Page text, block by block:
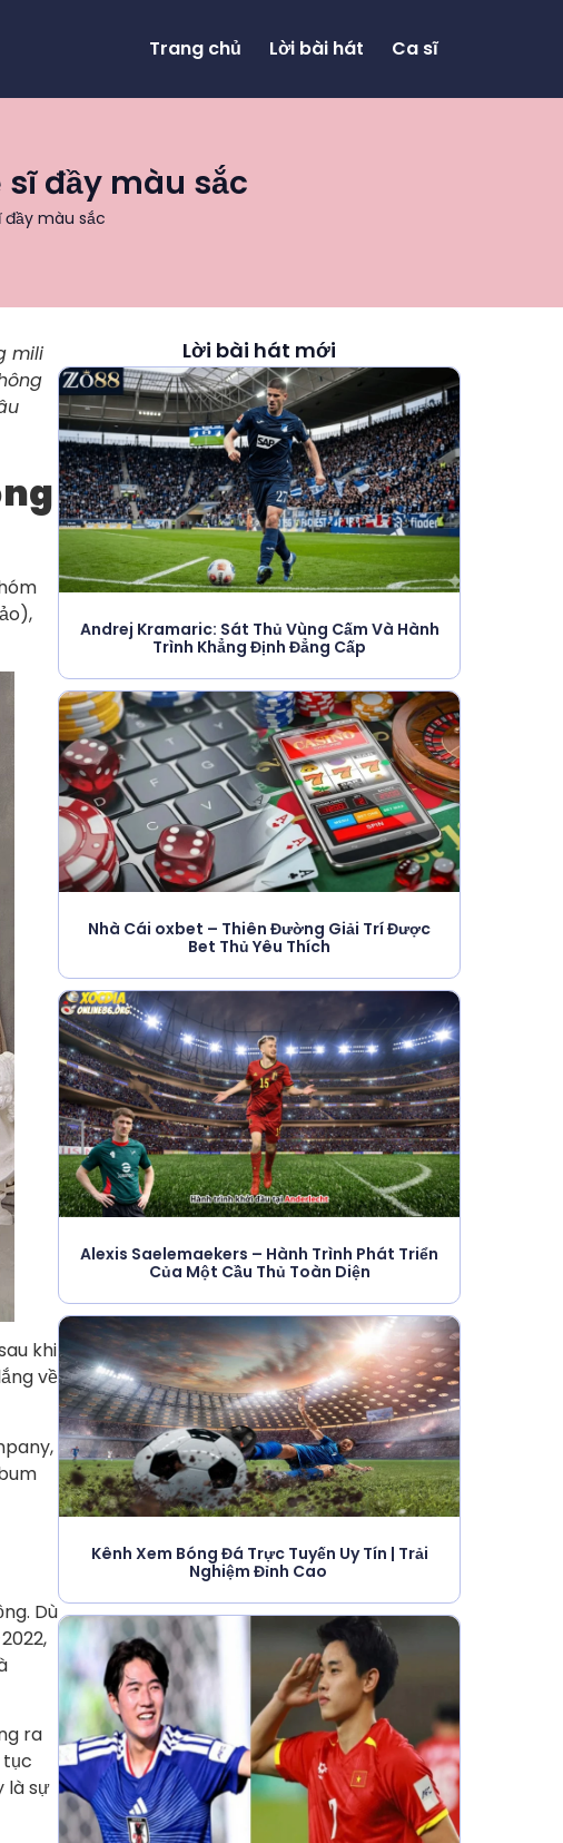
Trang chủ Lời bài hát Ca sĩ
sĩ đầy màu sắc
đầy màu sắc
mili
khi
về
Dù
ra
tục
là sự
Lời bài hát mới
Andrej Kramaric: Sát Thủ Vùng Cấm Và Hành
Trình Khẳng Định Đẳng Cấp
Nhà Cái oxbet – Thiên Đường Giải Trí Được
Bet Thủ Yêu Thích
Alexis Saelemaekers – Hành Trình Phát Triển
Của Một Cầu Thủ Toàn Diện
Kênh Xem Bóng Đá Trực Tuyến Uy Tín | Trải
Nghiệm Đỉnh Cao